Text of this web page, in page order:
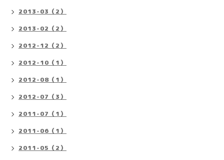
2013-03（2）
2013-02（2）
2012-12（2）
2012-10（1）
2012-08（1）
2012-07（3）
2011-07（1）
2011-06（1）
2011-05（2）